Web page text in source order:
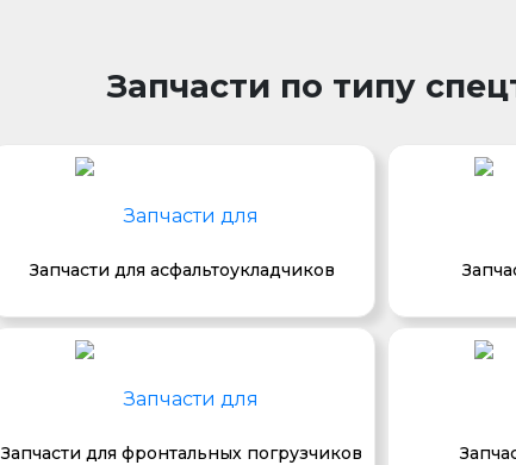
Запчасти по типу
Запчасти для асфальтоукладчиков
Запчасти для фронтальных погрузчиков